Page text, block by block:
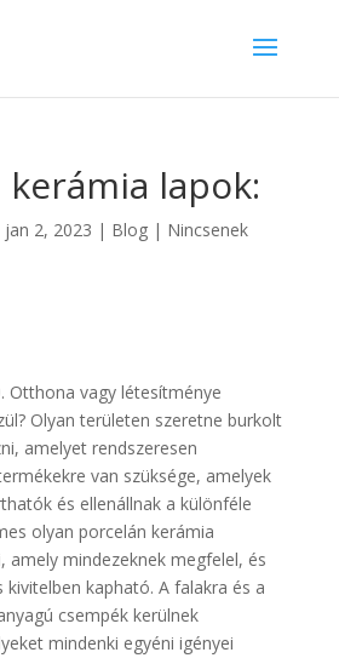
kerámia lapok:
jan 2, 2023 | Blog| Nincsenek
Otthona vagy létesítménye
Olyan területen szeretne burkolt
amelyet rendszeresen
van szüksége, amelyek
és ellenállnak a különféle
olyan porcelán kerámia
amely mindezeknek megfelel, és
kapható. A falakra és a
csempék kerülnek
mindenki egyéni igényei